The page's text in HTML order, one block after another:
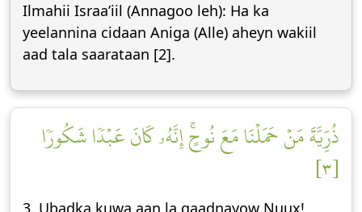
Ilmahii Israa’iil (Annagoo leh): Ha ka
yeelannina cidaan Aniga (Alle) aheyn wakiil
aad tala saarataan [2].
ذُرِّيَّةَ مَنۡ حَمَلۡنَا مَعَ نُوحٍۚ إِنَّهُۥ كَانَ عَبۡدٗا شَكُورٗا
[٣]
3. Ubadka kuwa aan la qaadnayow Nuux!